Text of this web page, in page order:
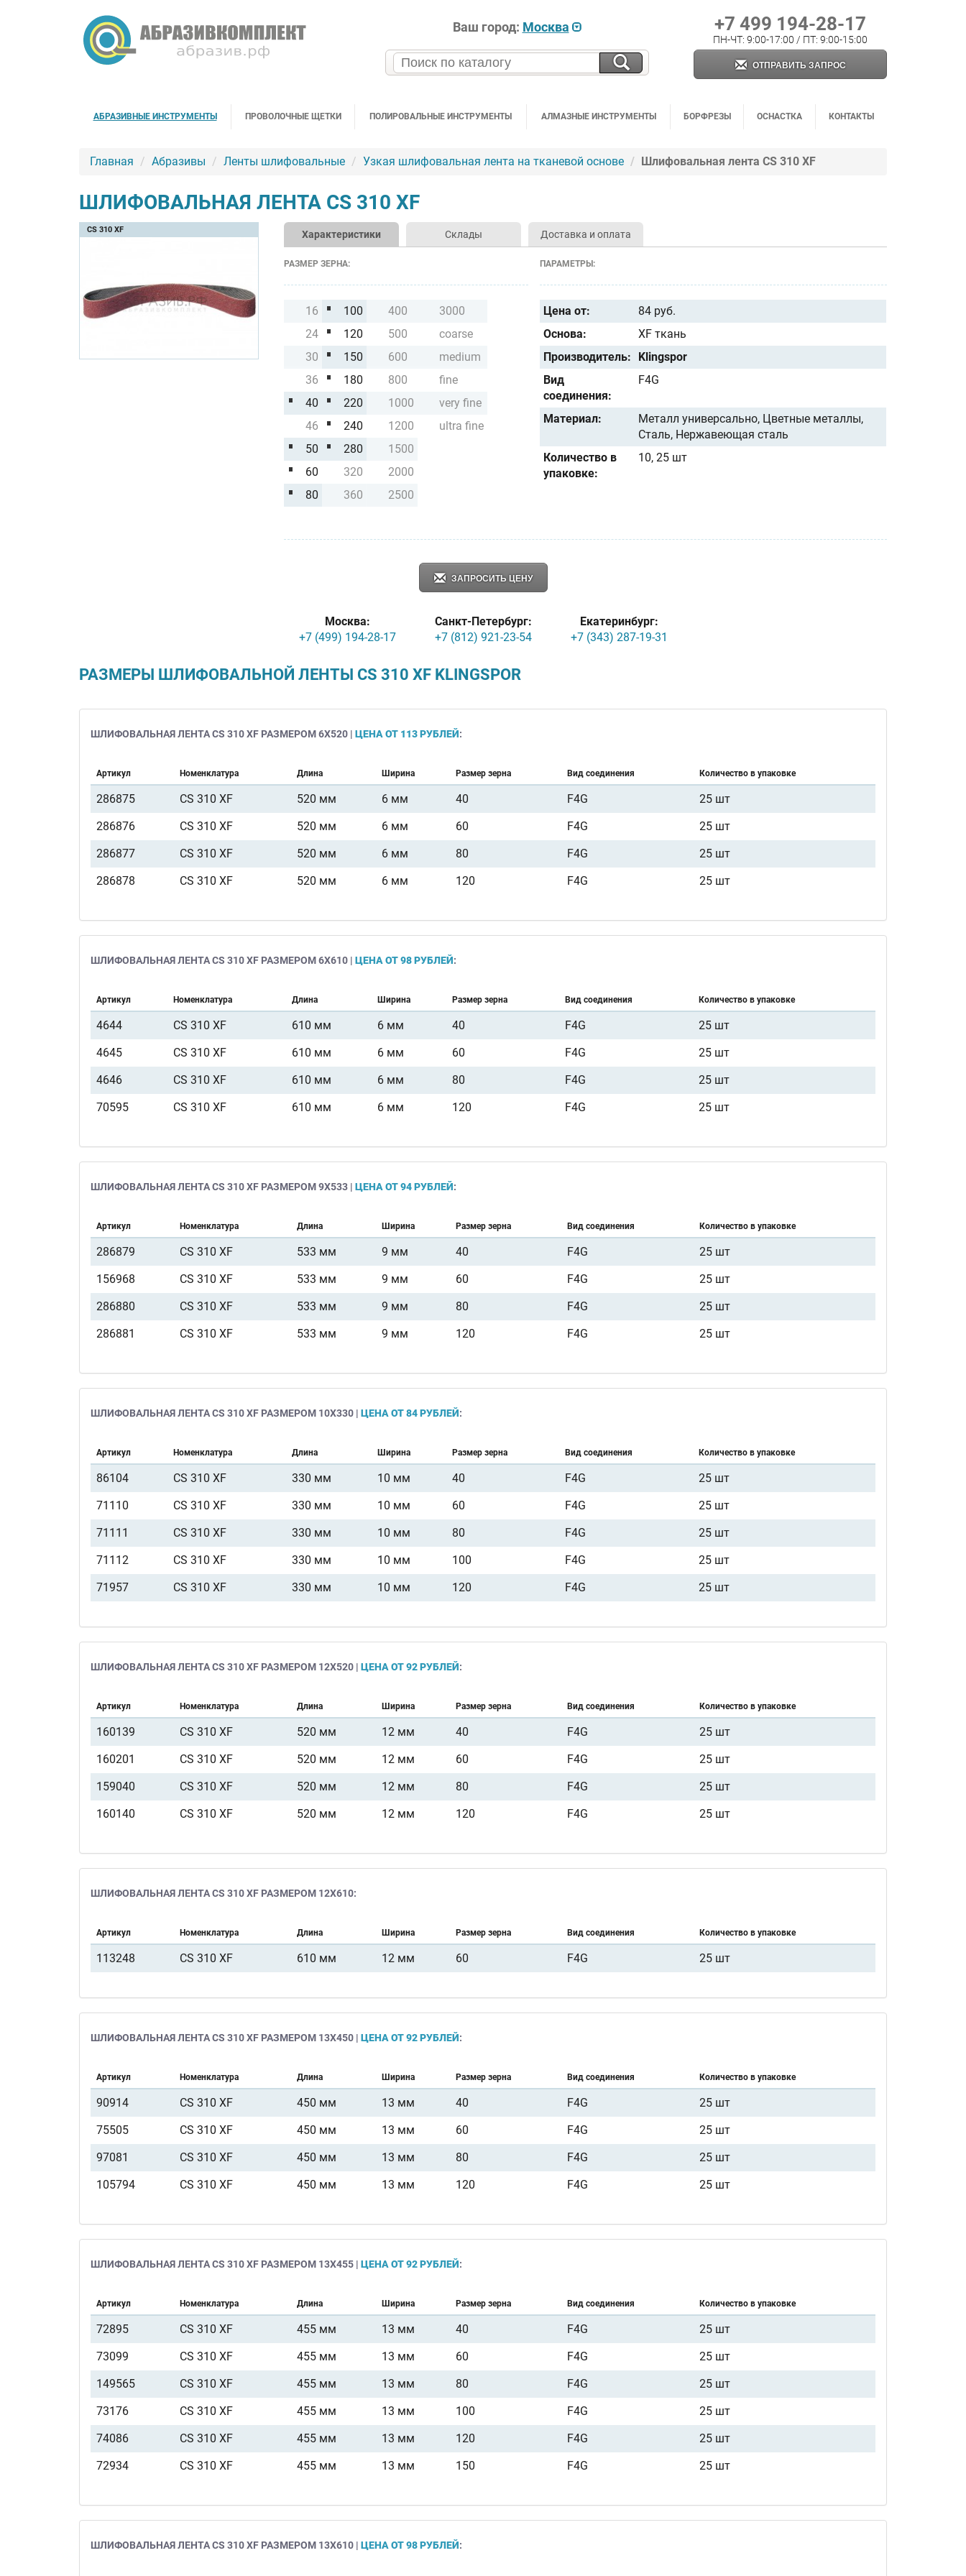
Ваш город: Москва +7 499 194-28-17
ПН-ЧТ: 9:00-17:00 / ПТ: 9:00-15:00
ОТПРАВИТЬ ЗАПРОС
АБРАЗИВНЫЕ ИНСТРУМЕНТЫ ПРОВОЛОЧНЫЕ ЩЕТКИ ПОЛИРОВАЛЬНЫЕ ИНСТРУМЕНТЫ АЛМАЗНЫЕ ИНСТРУМЕНТЫ БОРФРЕЗЫ ОСНАСТКА КОНТАКТЫ
Главная Абразивы Ленты шлифовальные Узкая шлифовальная лента на тканевой основе Шлифовальная лента CS 310 XF
ШЛИФОВАЛЬНАЯ ЛЕНТА CS 310 XF
CS 310 XF Характеристики Склады Доставка и оплата
РАЗМЕР ЗЕРНА:
16
24
30
36
40
46
50
60
80
100
120
150
180
220
240
280
320
360
400
500
600
800
1000
1200
1500
2000
2500
3000
coarse
medium
fine
very fine
ultra fine
ПАРАМЕТРЫ:
Цена от:
84 руб.
Основа:
XF ткань
Производитель:
Klingspor
Вид
соединения:
F4G
Материал:
Металл универсально, Цветные металлы,
Сталь, Нержавеющая сталь
Количество в
упаковке:
10, 25 шт
ЗАПРОСИТЬ ЦЕНУ
Москва:
+7 (499) 194-28-17
Санкт-Петербург:
+7 (812) 921-23-54
Екатеринбург:
+7 (343) 287-19-31
РАЗМЕРЫ ШЛИФОВАЛЬНОЙ ЛЕНТЫ CS 310 XF KLINGSPOR
ШЛИФОВАЛЬНАЯ ЛЕНТА CS 310 XF РАЗМЕРОМ 6Х520 | ЦЕНА ОТ 113 РУБЛЕЙ:
Артикул Номенклатура Длина Ширина Размер зерна Вид соединения Количество в упаковке
286875 CS 310 XF 520 мм 6 мм 40 F4G
25 шт
286876
CS 310 XF 520 мм 6 мм 60 F4G
25 шт
286877
CS 310 XF 520 мм 6 мм 80 F4G
25 шт
286878
CS 310 XF 520 мм 6 мм 120 F4G 25 шт
ШЛИФОВАЛЬНАЯ ЛЕНТА CS 310 XF РАЗМЕРОМ 6Х610 | ЦЕНА ОТ 98 РУБЛЕЙ:
Артикул Номенклатура Длина Ширина Размер зерна Вид соединения Количество в упаковке
4644 CS 310 XF 610 мм 6 мм 40 F4G
25 шт
4645
CS 310 XF 610 мм 6 мм 60 F4G
25 шт
4646
CS 310 XF 610 мм 6 мм 80 F4G
25 шт
70595
CS 310 XF 610 мм 6 мм 120 F4G 25 шт
ШЛИФОВАЛЬНАЯ ЛЕНТА CS 310 XF РАЗМЕРОМ 9Х533 | ЦЕНА ОТ 94 РУБЛЕЙ:
Артикул Номенклатура Длина Ширина Размер зерна Вид соединения Количество в упаковке
286879 CS 310 XF 533 мм 9 мм 40 F4G
25 шт
156968
CS 310 XF 533 мм 9 мм 60 F4G
25 шт
286880
CS 310 XF 533 мм 9 мм 80 F4G
25 шт
286881
CS 310 XF 533 мм 9 мм 120 F4G 25 шт
ШЛИФОВАЛЬНАЯ ЛЕНТА CS 310 XF РАЗМЕРОМ 10Х330 | ЦЕНА ОТ 84 РУБЛЕЙ:
Артикул Номенклатура Длина Ширина Размер зерна Вид соединения Количество в упаковке
86104 CS 310 XF 330 мм 10 мм 40 F4G
25 шт
71110
CS 310 XF 330 мм 10 мм 60 F4G
25 шт
71111
CS 310 XF 330 мм 10 мм 80 F4G
25 шт
71112
CS 310 XF 330 мм 10 мм 100 F4G
25 шт
71957
CS 310 XF 330 мм 10 мм 120 F4G 25 шт
ШЛИФОВАЛЬНАЯ ЛЕНТА CS 310 XF РАЗМЕРОМ 12Х520 | ЦЕНА ОТ 92 РУБЛЕЙ:
Артикул Номенклатура Длина Ширина Размер зерна Вид соединения Количество в упаковке
160139 CS 310 XF 520 мм 12 мм 40 F4G
25 шт
160201
CS 310 XF 520 мм 12 мм 60 F4G
25 шт
159040
CS 310 XF 520 мм 12 мм 80 F4G
25 шт
160140
CS 310 XF 520 мм 12 мм 120 F4G 25 шт
ШЛИФОВАЛЬНАЯ ЛЕНТА CS 310 XF РАЗМЕРОМ 12Х610:
Артикул Номенклатура Длина Ширина Размер зерна Вид соединения Количество в упаковке
113248 CS 310 XF 610 мм 12 мм 60 F4G 25 шт
ШЛИФОВАЛЬНАЯ ЛЕНТА CS 310 XF РАЗМЕРОМ 13Х450 | ЦЕНА ОТ 92 РУБЛЕЙ:
Артикул Номенклатура Длина Ширина Размер зерна Вид соединения Количество в упаковке
90914 CS 310 XF 450 мм 13 мм 40 F4G
25 шт
75505
CS 310 XF 450 мм 13 мм 60 F4G
25 шт
97081
CS 310 XF 450 мм 13 мм 80 F4G
25 шт
105794
CS 310 XF 450 мм 13 мм 120 F4G 25 шт
ШЛИФОВАЛЬНАЯ ЛЕНТА CS 310 XF РАЗМЕРОМ 13Х455 | ЦЕНА ОТ 92 РУБЛЕЙ:
Артикул Номенклатура Длина Ширина Размер зерна Вид соединения Количество в упаковке
72895 CS 310 XF 455 мм 13 мм 40 F4G
25 шт
73099
CS 310 XF 455 мм 13 мм 60 F4G
25 шт
149565
CS 310 XF 455 мм 13 мм 80 F4G
25 шт
73176
CS 310 XF 455 мм 13 мм 100 F4G
25 шт
74086
CS 310 XF 455 мм 13 мм 120 F4G
25 шт
72934
CS 310 XF 455 мм 13 мм 150 F4G 25 шт
ШЛИФОВАЛЬНАЯ ЛЕНТА CS 310 XF РАЗМЕРОМ 13Х610 | ЦЕНА ОТ 98 РУБЛЕЙ: